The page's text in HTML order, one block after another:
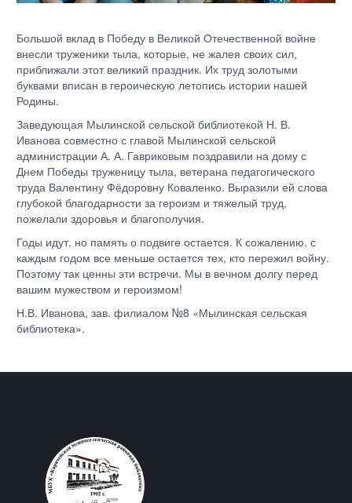
Большой вклад в Победу в Великой Отечественной войне
внесли труженики тыла, которые, не жалея своих сил,
приближали этот великий праздник. Их труд золотыми
буквами вписан в героическую летопись истории нашей
Родины.
Заведующая Мылинской сельской библиотекой Н. В.
Иванова совместно с главой Мылинской сельской
администрации А. А. Гавриковым поздравили на дому с
Днем Победы труженицу тыла, ветерана педагогического
труда Валентину Фёдоровну Коваленко. Выразили ей слова
глубокой благодарности за героизм и тяжелый труд,
пожелали здоровья и благополучия.
Годы идут, но память о подвиге остается. К сожалению, с
каждым годом все меньше остается тех, кто пережил войну.
Поэтому так ценны эти встречи. Мы в вечном долгу перед
вашим мужеством и героизмом!
Н.В. Иванова, зав. филиалом №8 «Мылинская сельская
библиотека».